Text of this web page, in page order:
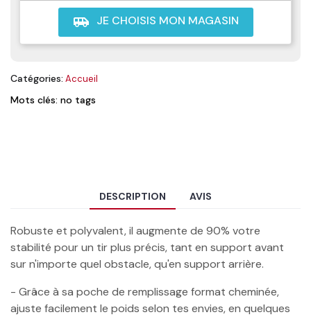
airport_shuttle JE CHOISIS MON MAGASIN
Catégories: Accueil
Mots clés: no tags
DESCRIPTION AVIS
Robuste et polyvalent, il augmente de 90% votre
stabilité pour un tir plus précis, tant en support avant
sur n'importe quel obstacle, qu'en support arrière.
- Grâce à sa poche de remplissage format cheminée,
ajuste facilement le poids selon tes envies, en quelques